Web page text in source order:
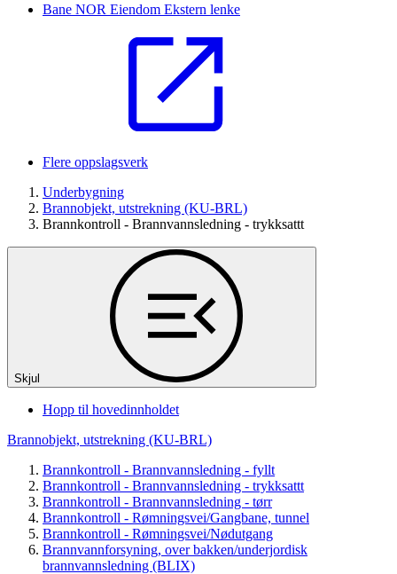
Bane NOR Eiendom Ekstern lenke
Flere oppslagsverk
Underbygning
Brannobjekt, utstrekning (KU-BRL)
Brannkontroll - Brannvannsledning - trykksattt
Skjul
Hopp til hovedinnholdet
Brannobjekt, utstrekning (KU-BRL)
Brannkontroll - Brannvannsledning - fyllt
Brannkontroll - Brannvannsledning - trykksattt
Brannkontroll - Brannvannsledning - tørr
Brannkontroll - Rømningsvei/Gangbane, tunnel
Brannkontroll - Rømningsvei/Nødutgang
Brannvannforsyning, over bakken/underjordisk
brannvannsledning (BLIX)